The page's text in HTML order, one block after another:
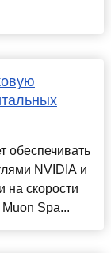
обеспечивать
NVIDIA и
на скорости
Spa...